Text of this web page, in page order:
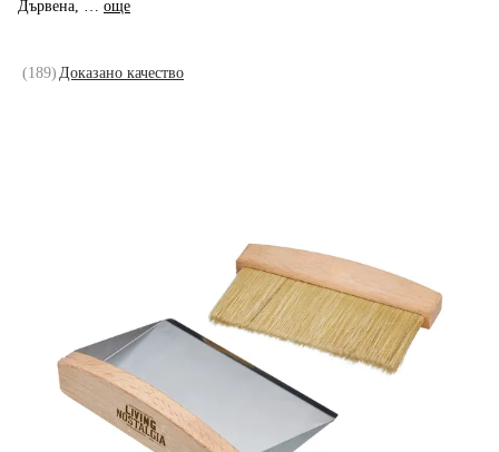
Дървена, … още
(189) Доказано качество